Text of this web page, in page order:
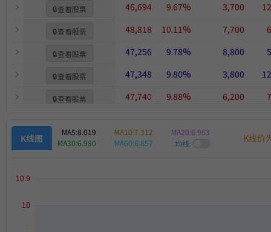
🔒查看股票 46,694 9.67% 3,700
🔒查看股票 48,818 10.11% 7,700
🔒查看股票 47,256 9.78% 8,800
🔒查看股票 47,348 9.80% 3,800
🔒查看股票 47,740 9.88% 6,200
查看股票 47,136 9.76%
K线图
MA5:8.019 MA10:7.312 MA20:6.963
MA30:6.980 MA60:6.857 均线: K线价